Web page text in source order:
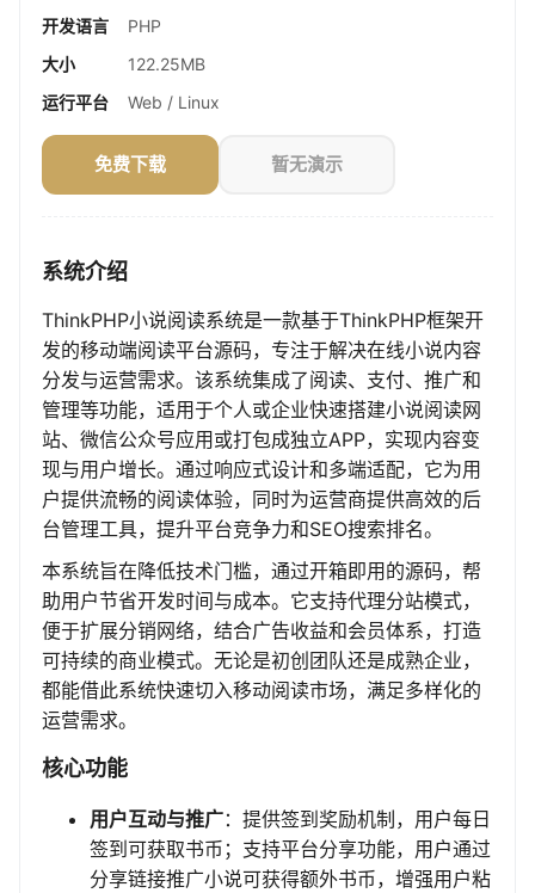
开发语言
PHP
大小
122.25MB
运行平台
Web / Linux
免费下载 暂无演示
系统介绍
ThinkPHP小说阅读系统是一款基于ThinkPHP框架开
发的移动端阅读平台源码，专注于解决在线小说内容
分发与运营需求。该系统集成了阅读、支付、推广和
管理等功能，适用于个人或企业快速搭建小说阅读网
站、微信公众号应用或打包成独立APP，实现内容变
现与用户增长。通过响应式设计和多端适配，它为用
户提供流畅的阅读体验，同时为运营商提供高效的后
台管理工具，提升平台竞争力和SEO搜索排名。
本系统旨在降低技术门槛，通过开箱即用的源码，帮
助用户节省开发时间与成本。它支持代理分站模式，
便于扩展分销网络，结合广告收益和会员体系，打造
可持续的商业模式。无论是初创团队还是成熟企业，
都能借此系统快速切入移动阅读市场，满足多样化的
运营需求。
核心功能
用户互动与推广：提供签到奖励机制，用户每日
签到可获取书币；支持平台分享功能，用户通过
分享链接推广小说可获得额外书币，增强用户粘